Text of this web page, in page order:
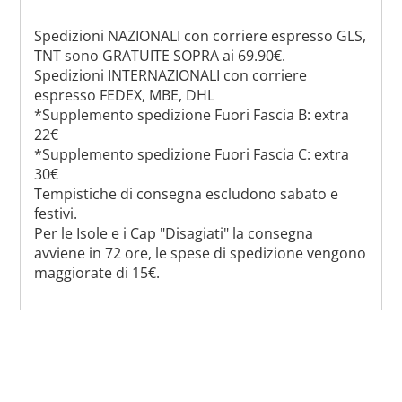
Spedizioni NAZIONALI con corriere espresso GLS,
TNT sono GRATUITE SOPRA ai 69.90€.
Spedizioni INTERNAZIONALI con corriere
espresso FEDEX, MBE, DHL
*Supplemento spedizione Fuori Fascia B: extra
22€
*Supplemento spedizione Fuori Fascia C: extra
30€
Tempistiche di consegna escludono sabato e
festivi.
Per le Isole e i Cap "Disagiati" la consegna
avviene in 72 ore, le spese di spedizione vengono
maggiorate di 15€.